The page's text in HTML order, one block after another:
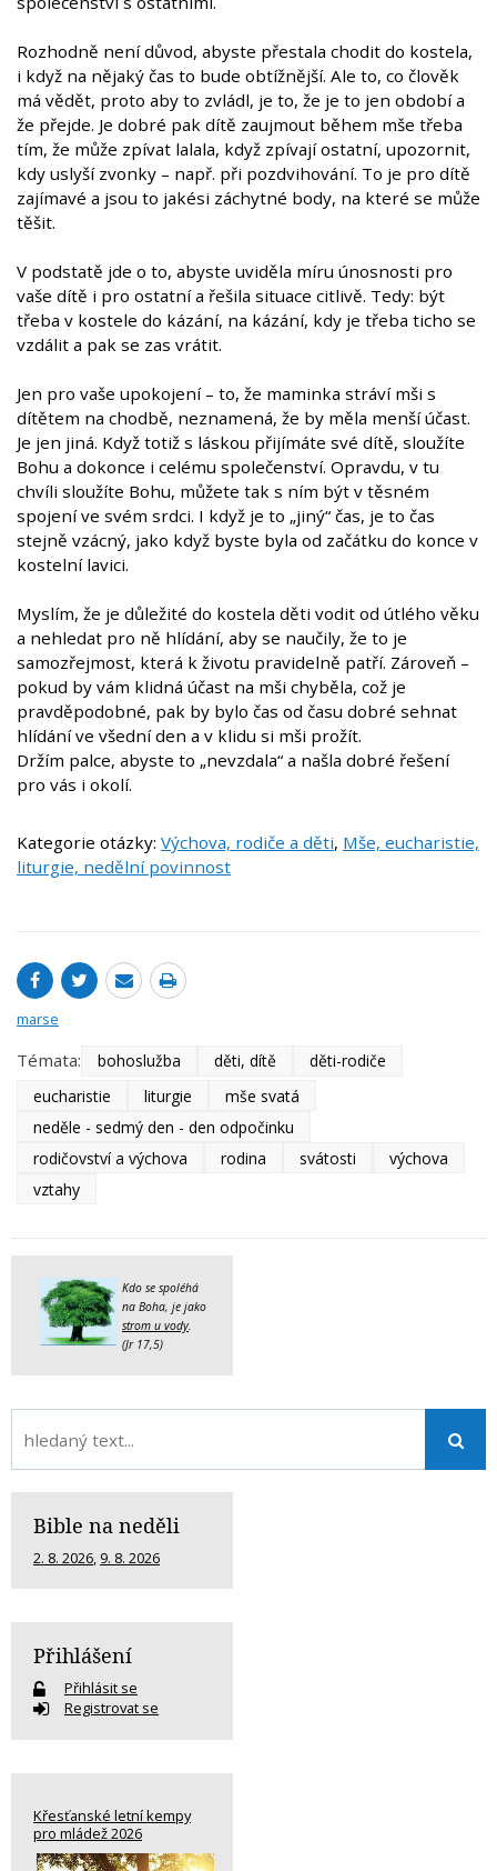
Rozhodně není důvod, abyste přestala chodit do kostela,
i když na nějaký čas to bude obtížnější. Ale to, co člověk
má vědět, proto aby to zvládl, je to, že je to jen období a
že přejde. Je dobré pak dítě zaujmout během mše třeba
tím, že může zpívat lalala, když zpívají ostatní, upozornit,
kdy uslyší zvonky – např. při pozdvihování. To je pro dítě
zajímavé a jsou to jakési záchytné body, na které se může
těšit.
V podstatě jde o to, abyste uviděla míru únosnosti pro
vaše dítě i pro ostatní a řešila situace citlivě. Tedy: být
třeba v kostele do kázání, na kázání, kdy je třeba ticho se
vzdálit a pak se zas vrátit.
Jen pro vaše upokojení – to, že maminka stráví mši s
dítětem na chodbě, neznamená, že by měla menší účast.
Je jen jiná. Když totiž s láskou přijímáte své dítě, sloužíte
Bohu a dokonce i celému společenství. Opravdu, v tu
chvíli sloužíte Bohu, můžete tak s ním být v těsném
spojení ve svém srdci. I když je to „jiný“ čas, je to čas
stejně vzácný, jako když byste byla od začátku do konce v
kostelní lavici.
Myslím, že je důležité do kostela děti vodit od útlého věku
a nehledat pro ně hlídání, aby se naučily, že to je
samozřejmost, která k životu pravidelně patří. Zároveň –
pokud by vám klidná účast na mši chyběla, což je
pravděpodobné, pak by bylo čas od času dobré sehnat
hlídání ve všední den a v klidu si mši prožít.
Držím palce, abyste to „nevzdala“ a našla dobré řešení
pro vás i okolí.
Kategorie otázky: Výchova, rodiče a děti, Mše, eucharistie,
liturgie, nedělní povinnost
marse
Témata: bohoslužba děti, dítě
děti-rodiče
eucharistie
liturgie
mše svatá
neděle - sedmý den - den odpočinku
rodičovství a výchova
rodina svátosti
výchova
vztahy
Kdo se spoléhá
na Boha, je jako
strom u vody.
(Jr 17,5)
Bible na neděli
2. 8. 2026, 9. 8. 2026
Přihlášení
Přihlásit se
Registrovat se
Křesťanské letní kempy
pro mládež 2026